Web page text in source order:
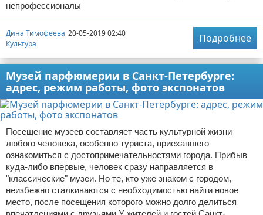
непрофессионалы
Дина Тимофеева 20-05-2019 02:40
Культура
Подробнее
Музей парфюмерии в Санкт-Петербурге:
адрес, режим работы, фото экспонатов
Посещение музеев составляет часть культурной жизни
любого человека, особенно туриста, приехавшего
ознакомиться с достопримечательностями города. Прибыв
куда-либо впервые, человек сразу направляется в
"классические" музеи. Но те, кто уже знаком с городом,
неизбежно сталкиваются с необходимостью найти новое
место, после посещения которого можно долго делиться